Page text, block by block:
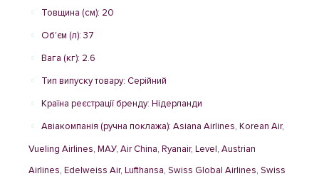
Товщина (см): 20
Об'єм (л): 37
Вага (кг): 2.6
Тип випуску товару: Серійний
Країна реєстрації бренду: Нідерланди
Авіакомпанія (ручна поклажа): Asiana Airlines, Korean Air,
Vueling Airlines, МАУ, Air China, Ryanair, Level, Austrian
Airlines, Edelweiss Air, Lufthansa, Swiss Global Airlines, Swiss